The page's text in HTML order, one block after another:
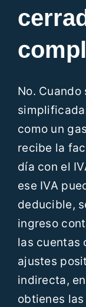
No.
como un
recibe la
día con el
ese IVA
deducible,
ingreso
las cuentas
ajustes
indirecta,
obtienes